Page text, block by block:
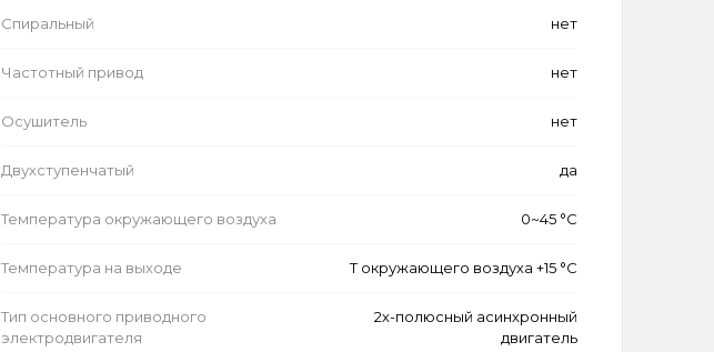
Спиральный нет
Частотный привод нет
Осушитель нет
Двухступенчатый да
Температура окружающего воздуха 0~45 °C
Температура на выходе Т окружающего воздуха +15 °C
Тип основного приводного
электродвигателя
2х-полюсный асинхронный
двигатель